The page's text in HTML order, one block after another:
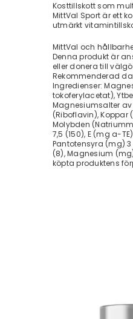
Kosttillskott som
MittVal Sport är ett
utmärkt
MittVal och
Denna produkt är
eller donera till
Rekommenderad
Ingredienser:
tokoferylacetat),
Magnesiumsalter
(Riboflavin), Koppar
Molybden
7,5 (150), E (mg a-
Pantotensyra (mg)
(8), Magnesium
köpta produktens